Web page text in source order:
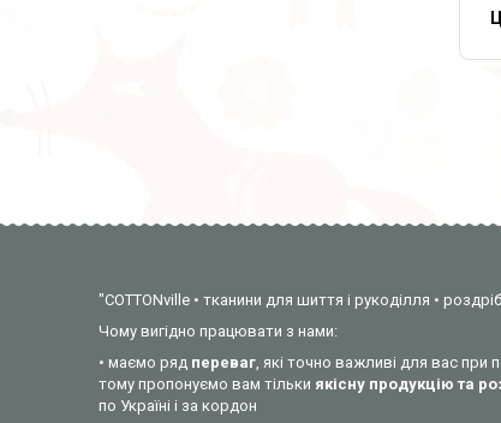
"COTTONville • тканини для шиття і рукоділля •
Чому вигідно працювати з нами:
• маємо ряд переваг, які точно важливі для вас при
тому пропонуємо вам тільки якісну продукцію та
по Україні і за кордон